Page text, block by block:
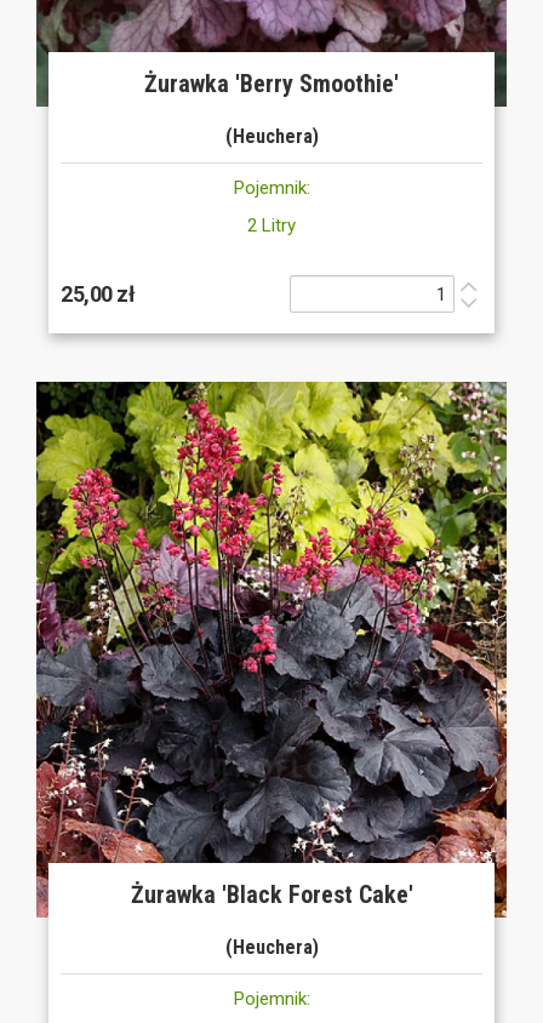
Żurawka 'Berry Smoothie'
(Heuchera)
Pojemnik:
2 Litry
25,00 zł
Żurawka 'Black Forest Cake'
(Heuchera)
Pojemnik: